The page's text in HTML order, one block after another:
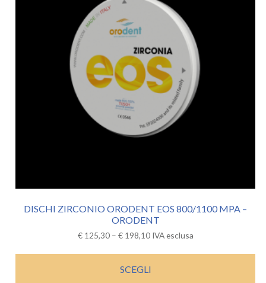
DISCHI ZIRCONIO ORODENT EOS 800/1100 MPA –
ORODENT
€125,30– €198,10 IVA esclusa
SCEGLI